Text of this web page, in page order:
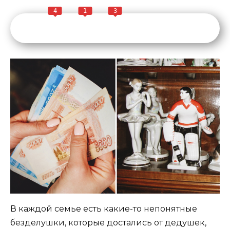
4 1 3
В каждой семье есть какие-то непонятные
безделушки, которые достались от дедушек,